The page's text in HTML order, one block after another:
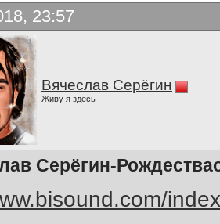
23:57
Вячеслав Серёгин
Живу я здесь
Серёгин-